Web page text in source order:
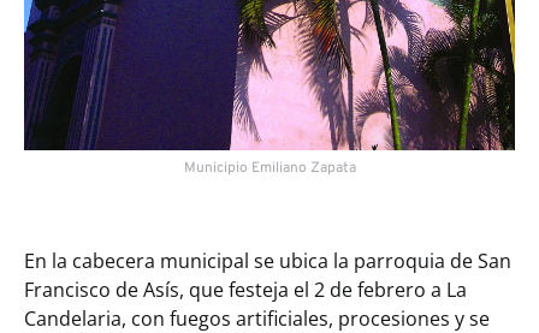
Municipio Emiliano Zapata
En la cabecera municipal se ubica la parroquia de San
Francisco de Asís, que festeja el 2 de febrero a La
Candelaria, con fuegos artificiales, procesiones y se